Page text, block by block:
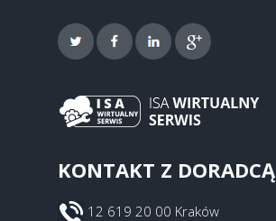
KONTAKT Z DORADCĄ
12 619 20 00 Kraków